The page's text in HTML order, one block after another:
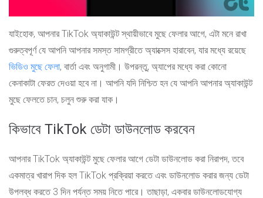
যাইহোক, আপনার TikTok অ্যাকাউন্ট স্থায়ীভাবে মুছে ফেলার আগে, এটা মনে রাখা
গুরুত্বপূর্ণ যে আপনি আপনার সমস্ত সামগ্রীতে অ্যাক্সেস হারাবেন, যার মধ্যে রয়েছে
ভিডিও মুছে ফেলা, বার্তা এবং অনুগামী। উপরন্তু, অ্যাপের মধ্যে করা কোনো
কেনাকাটা ফেরত দেওয়া হবে না। আপনি যদি নিশ্চিত হন যে আপনি আপনার অ্যাকাউন্ট
মুছে ফেলতে চান, চলুন শুরু করা যাক।
কিভাবে TikTok ডেটা ডাউনলোড করবেন
আপনার TikTok অ্যাকাউন্ট মুছে ফেলার আগে ডেটা ডাউনলোড করা নিরাপদ, তবে
একমাত্র খারাপ দিক হল TikTok প্রক্রিয়া করতে এবং ডাউনলোড করার জন্য ডেটা
উপলব্ধ করতে 3 দিন পর্যন্ত সময় নিতে পারে। তাছাড়া, একবার ডাউনলোডযোগ্য